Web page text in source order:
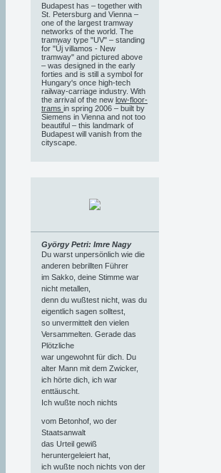
Budapest has – together with
St. Petersburg and Vienna –
one of the largest tramway
networks of the world. The
tramway type "UV" – standing
for "Új villamos - New
tramway" and pictured above
– was designed in the early
forties and is still a symbol for
Hungary's once high-tech
railway-carriage industry. With
the arrival of the new low-floor-
trams in spring 2006 – built by
Siemens in Vienna and not too
beautiful – this landmark of
Budapest will vanish from the
cityscape.
György Petri: Imre Nagy
Du warst unpersönlich wie die
anderen bebrillten Führer
im Sakko, deine Stimme war
nicht metallen,
denn du wußtest nicht, was du
eigentlich sagen solltest,
so unvermittelt den vielen
Versammelten. Gerade das
Plötzliche
war ungewohnt für dich. Du
alter Mann mit dem Zwicker,
ich hörte dich, ich war
enttäuscht.
Ich wußte noch nichts
vom Betonhof, wo der
Staatsanwalt
das Urteil gewiß
heruntergeleiert hat,
ich wußte noch nichts von der